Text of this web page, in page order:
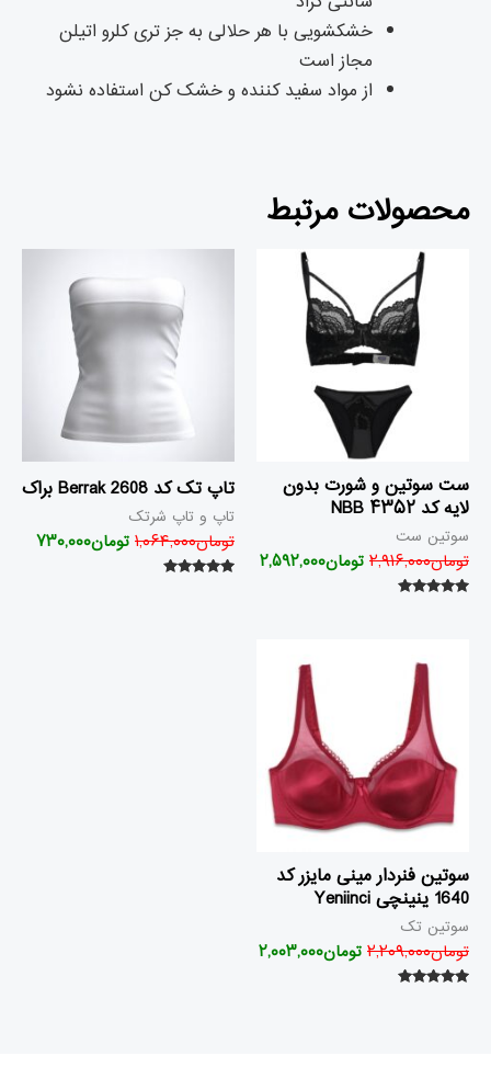
خشکشویی با هر حلالی به جز تری کلرو اتیلن
مجاز است
از مواد سفید کننده و خشک کن استفاده نشود
محصولات مرتبط
ست سوتین و شورت بدون
لایه کد ۴۳۵۲ NBB
سوتین ست
تومان۲,۹۱۶,۰۰۰
تومان۲,۹۱۶,۰۰۰
بود.
تومان۲,۵۹۲,۰۰۰
قیمت
تومان۲,۵۹۲,۰۰۰
تاپ تک کد 2608 Berrak براک
تاپ و تاپ شرتک
تومان۱,۰۶۴,۰۰۰
تومان۱,۰۶۴,۰۰۰
بود.
تومان۷۳۰,۰۰۰
قیمت
سوتین فنردار مینی مایزر کد
1640 ینینچی Yeniinci
سوتین تک
تومان۲,۲۰۹,۰۰۰
تومان۲,۲۰۹,۰۰۰
تومان۲,۰۰۳,۰۰۰